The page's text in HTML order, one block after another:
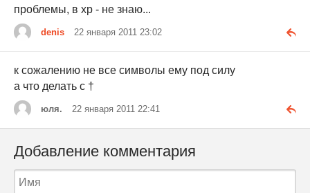
проблемы, в xp - не знаю...
denis 22 января 2011 23:02
к сожалению не все символы ему под силу
а что делать с †
юля. 22 января 2011 22:41
Добавление комментария